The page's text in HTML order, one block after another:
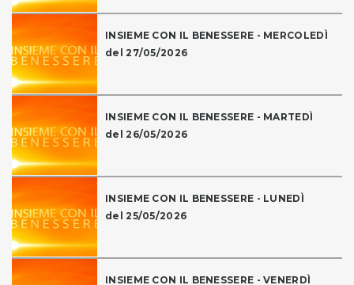
INSIEME CON IL BENESSERE - MERCOLEDÌ
del 27/05/2026
INSIEME CON IL BENESSERE - MARTEDÌ
del 26/05/2026
INSIEME CON IL BENESSERE - LUNEDÌ
del 25/05/2026
INSIEME CON IL BENESSERE - VENERDÌ